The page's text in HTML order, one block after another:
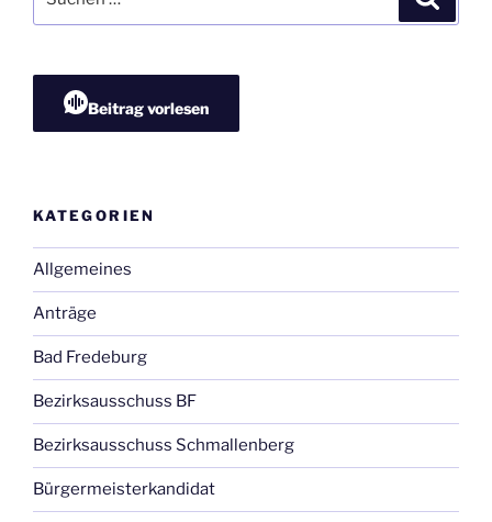
nach:
Beitrag vorlesen
KATEGORIEN
Allgemeines
Anträge
Bad Fredeburg
Bezirksausschuss BF
Bezirksausschuss Schmallenberg
Bürgermeisterkandidat